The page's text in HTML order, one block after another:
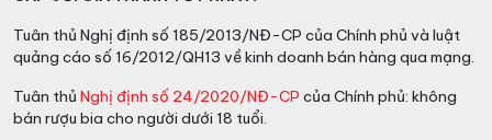
Tuân thủ Nghị định số 185/2013/NĐ-CP của Chính phủ và luật
quảng cáo số 16/2012/QH13 về kinh doanh bán hàng qua mạng.
Tuân thủ Nghị định số 24/2020/NĐ-CP của Chính phủ: không
bán rượu bia cho người dưới 18 tuổi.